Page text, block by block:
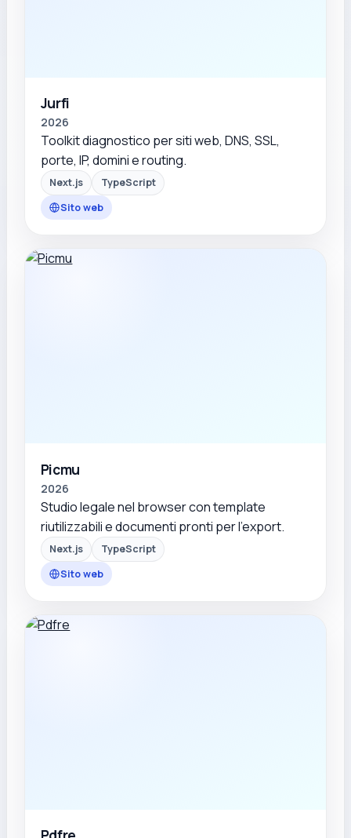
Jurfi
2026
Toolkit diagnostico per siti web, DNS, SSL,
porte, IP, domini e routing.
Next.js
TypeScript
Sito web
Picmu
2026
Studio legale nel browser con template
riutilizzabili e documenti pronti per l'export.
Next.js
TypeScript
Sito web